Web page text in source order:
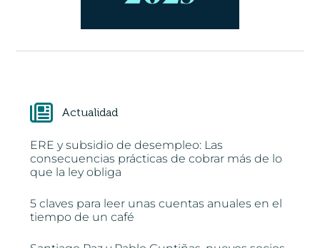
Actualidad
ERE y subsidio de desempleo: Las
consecuencias prácticas de cobrar más de lo
que la ley obliga
5 claves para leer unas cuentas anuales en el
tiempo de un café